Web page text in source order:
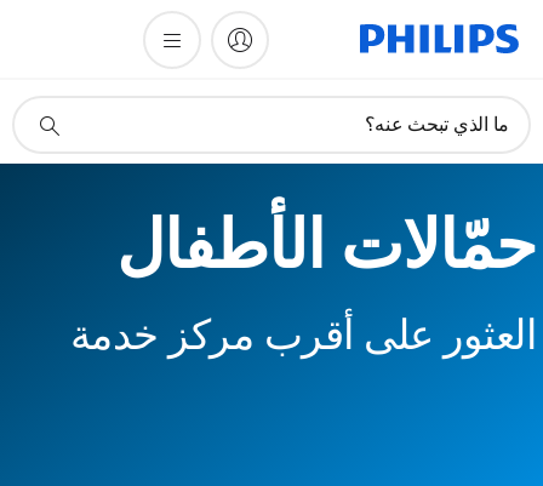
دعم
ما الذي تبحث عنه؟
حمّالات الأطفال
العثور على أقرب مركز خدمة